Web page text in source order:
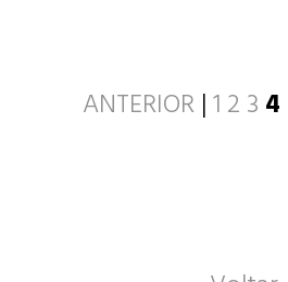
ANTERIOR |1 2 3 4